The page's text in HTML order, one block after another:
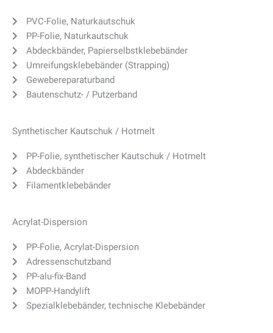
PVC-Folie, Naturkautschuk
PP-Folie, Naturkautschuk
Abdeckbänder, Papierselbstklebebänder
Umreifungsklebebänder (Strapping)
Gewebereparaturband
Bautenschutz- / Putzerband
Synthetischer Kautschuk / Hotmelt
PP-Folie, synthetischer Kautschuk / Hotmelt
Abdeckbänder
Filamentklebebänder
Acrylat-Dispersion
PP-Folie, Acrylat-Dispersion
Adressenschutzband
PP-alu-fix-Band
MOPP-Handylift
Spezialklebebänder, technische Klebebänder